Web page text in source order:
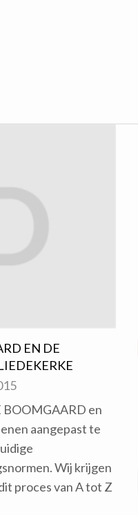
EN DE
BOOMGAARD en
aangepast te
Wij krijgen
proces van A tot Z